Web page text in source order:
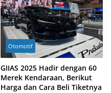
Otomotif
GIIAS 2025 Hadir dengan 60
Merek Kendaraan, Berikut
Harga dan Cara Beli Tiketnya